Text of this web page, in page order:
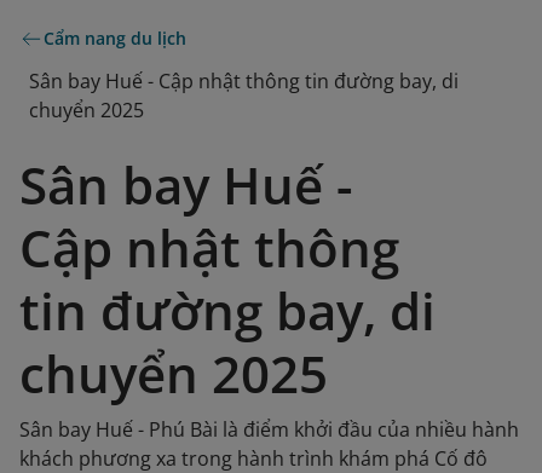
Cẩm nang du lịch
Sân bay Huế - Cập nhật thông tin đường bay, di
chuyển 2025
Sân bay Huế -
Cập nhật thông
tin đường bay, di
chuyển 2025
Sân bay Huế - Phú Bài là điểm khởi đầu của nhiều hành
khách phương xa trong hành trình khám phá Cố đô